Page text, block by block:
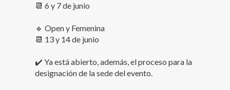
📆 6 y 7 de junio
🔹 Open y Femenina
📆 13 y 14 de junio
✔️ Ya está abierto, además, el proceso para la
designación de la sede del evento.